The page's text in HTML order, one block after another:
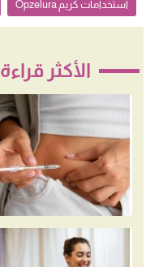
استخدامات كريم Opzelura
الأكثر قراءة